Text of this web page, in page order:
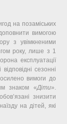
на позаміських
вимогою
з увімкненими
року, лише з 1
експлуатації
сезонні
вимоги до
знаком «Діти».
знизити
на дітей, які